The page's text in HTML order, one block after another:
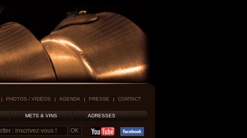
PHOTOS / VIDÉOS AGENDA PRESSE CONTACT
METS & VINS ADRESSES